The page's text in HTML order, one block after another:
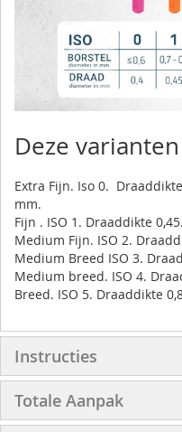
Deze
Extra Fijn. Iso 0.
mm.
Fijn . ISO 1. Draaddikte
Medium Fijn. ISO 2.
Medium Breed ISO 3.
Medium breed. ISO 4.
Breed. ISO 5. Draaddikte
Instructies
Totale Aanpak